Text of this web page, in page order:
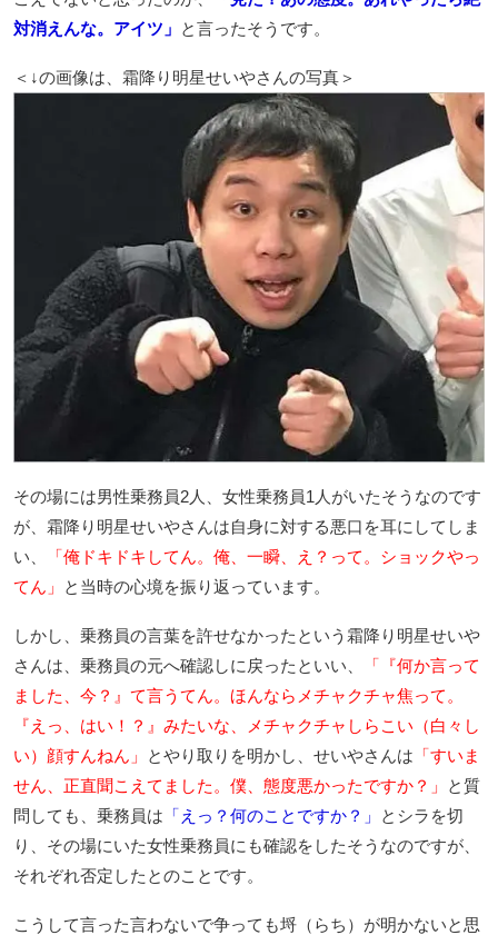
対消えんな。アイツ」 と言ったそうです。
＜↓の画像は、霜降り明星せいやさんの写真＞
その場には男性乗務員2人、女性乗務員1人がいたそうなのです
が、霜降り明星せいやさんは自身に対する悪口を耳にしてしま
い、
「俺ドキドキしてん。俺、一瞬、え？って。ショックやっ
てん」
と当時の心境を振り返っています。
しかし、乗務員の言葉を許せなかったという霜降り明星せいや
さんは、乗務員の元へ確認しに戻ったといい、
「『何か言って
ました、今？』て言うてん。ほんならメチャクチャ焦って。
『えっ、はい！？』みたいな、メチャクチャしらこい（白々し
い）顔すんねん」
とやり取りを明かし、せいやさんは 「すいま
せん、正直聞こえてました。僕、態度悪かったですか？」
と質
問しても、乗務員は 「えっ？何のことですか？」
とシラを切
り、その場にいた女性乗務員にも確認をしたそうなのですが、
それぞれ否定したとのことです。
こうして言った言わないで争っても埒（らち）が明かないと思